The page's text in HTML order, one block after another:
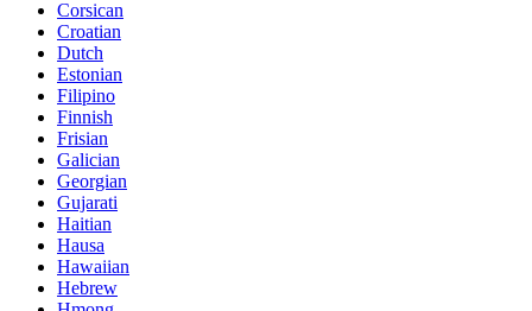
Corsican
Croatian
Dutch
Estonian
Filipino
Finnish
Frisian
Galician
Georgian
Gujarati
Haitian
Hausa
Hawaiian
Hebrew